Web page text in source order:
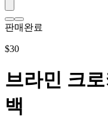
판매완료
$30
브라민 크
백